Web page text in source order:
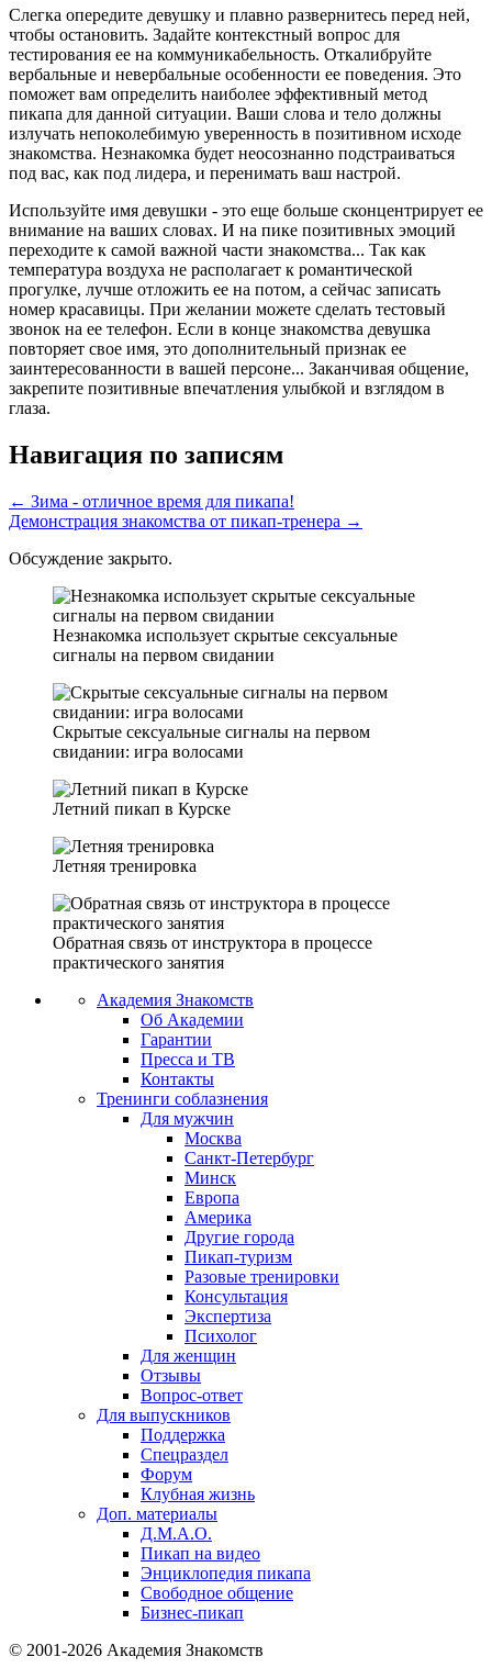
Слегка опередите девушку и плавно развернитесь перед ней,
чтобы остановить. Задайте контекстный вопрос для
тестирования ее на коммуникабельность. Откалибруйте
вербальные и невербальные особенности ее поведения. Это
поможет вам определить наиболее эффективный метод
пикапа для данной ситуации. Ваши слова и тело должны
излучать непоколебимую уверенность в позитивном исходе
знакомства. Незнакомка будет неосознанно подстраиваться
под вас, как под лидера, и перенимать ваш настрой.
Используйте имя девушки - это еще больше сконцентрирует ее
внимание на ваших словах. И на пике позитивных эмоций
переходите к самой важной части знакомства... Так как
температура воздуха не располагает к романтической
прогулке, лучше отложить ее на потом, а сейчас записать
номер красавицы. При желании можете сделать тестовый
звонок на ее телефон. Если в конце знакомства девушка
повторяет свое имя, это дополнительный признак ее
заинтересованности в вашей персоне... Заканчивая общение,
закрепите позитивные впечатления улыбкой и взглядом в
глаза.
Навигация по записям
← Зима - отличное время для пикапа!
Демонстрация знакомства от пикап-тренера →
Обсуждение закрыто.
Незнакомка использует скрытые сексуальные
сигналы на первом свидании
Скрытые сексуальные сигналы на первом
свидании: игра волосами
Летний пикап в Курске
Летняя тренировка
Обратная связь от инструктора в процессе
практического занятия
Академия Знакомств
Об Академии
Гарантии
Пресса и ТВ
Контакты
Тренинги соблазнения
Для мужчин
Москва
Санкт-Петербург
Минск
Европа
Америка
Другие города
Пикап-туризм
Разовые тренировки
Консультация
Экспертиза
Психолог
Для женщин
Отзывы
Вопрос-ответ
Для выпускников
Поддержка
Спецраздел
Форум
Клубная жизнь
Доп. материалы
Д.М.А.О.
Пикап на видео
Энциклопедия пикапа
Свободное общение
Бизнес-пикап
© 2001-2026 Академия Знакомств